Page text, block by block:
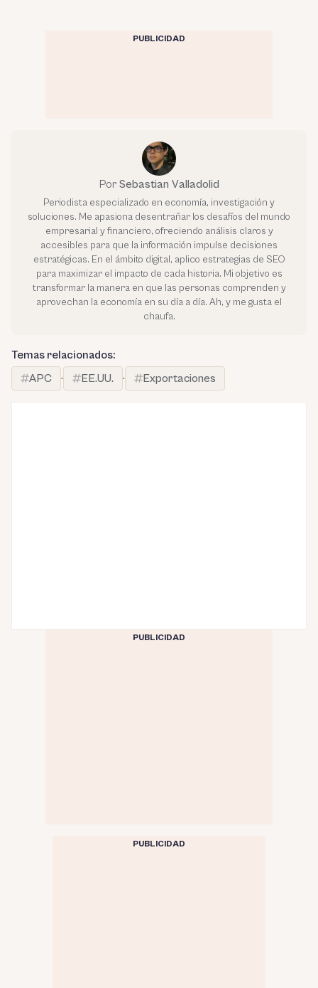
PUBLICIDAD
Por Sebastian Valladolid
Periodista especializado en economía, investigación y
soluciones. Me apasiona desentrañar los desafíos del mundo
empresarial y financiero, ofreciendo análisis claros y
accesibles para que la información impulse decisiones
estratégicas. En el ámbito digital, aplico estrategias de SEO
para maximizar el impacto de cada historia. Mi objetivo es
transformar la manera en que las personas comprenden y
aprovechan la economía en su día a día. Ah, y me gusta el
chaufa.
Temas relacionados:
APC
· EE.UU. · Exportaciones
PUBLICIDAD
PUBLICIDAD